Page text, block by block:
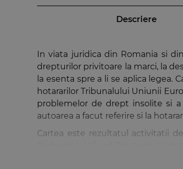
Descriere
In viata juridica din Romania si
drepturilor privitoare la marci, la
la esenta spre a li se aplica legea.
hotararilor Tribunalului Uniunii
problemelor de drept insolite si
autoarea a facut referire si la
Cartea este rezultatul activitatii
Profesorului Viorel Ros, teza de